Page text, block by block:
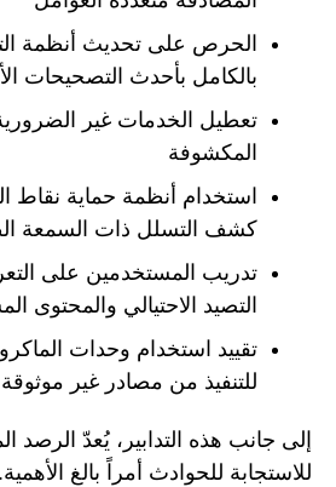
الحرص على تحديث أنظمة
بالكامل بأحدث التصحيحات
المكشوفة
استخدام أنظمة حماية نقاط
كشف التسلل ذات السمعة
تدريب المستخدمين على
التصيد الاحتيالي والمحتوى
تقييد استخدام وحدات
للتنفيذ من مصادر غير موثوقة
إلى جانب هذه التدابير، يُعدّ الرصد
للاستجابة للحوادث أمراً بالغ